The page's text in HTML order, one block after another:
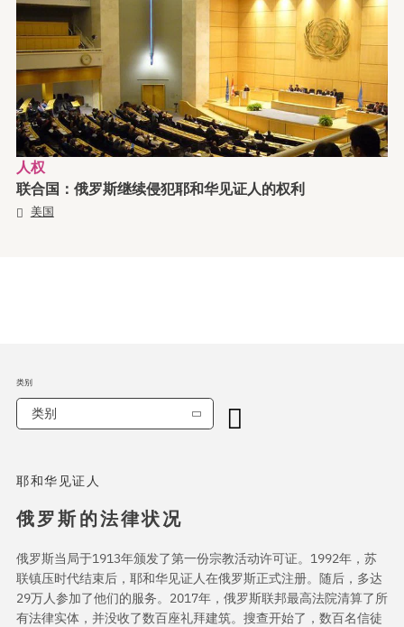
人权
联合国：俄罗斯继续侵犯耶和华见证人的权利
美国
耶和华见证人
俄罗斯的法律状况
俄罗斯当局于1913年颁发了第一份宗教活动许可证。1992年，苏
联镇压时代结束后，耶和华见证人在俄罗斯正式注册。随后，多达
29万人参加了他们的服务。2017年，俄罗斯联邦最高法院清算了所
有法律实体，并没收了数百座礼拜建筑。搜查开始了，数百名信徒
类别
类别